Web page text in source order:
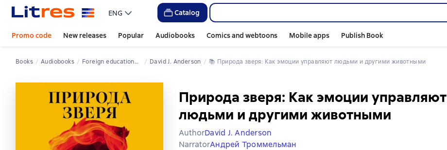
ENG Catalog
Promo code New releases Popular Audiobooks Comics and webtoons Mobile apps Publish Book
Books Audiobooks Foreign educational literature David J. Anderson 📚 Природа зверя: Как эмоции управляют людьми и другими животными
Природа зверя: Как эмоции управляют
людьми и другими животными
AuthorDavid J. Anderson
NarratorАндрей Троммельман